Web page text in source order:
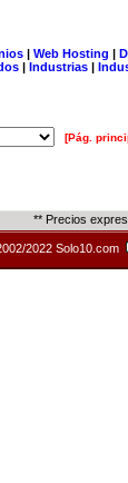
| Web Hosting |
| Industrias |
[Pág.
** Precios
2022 Solo10.com